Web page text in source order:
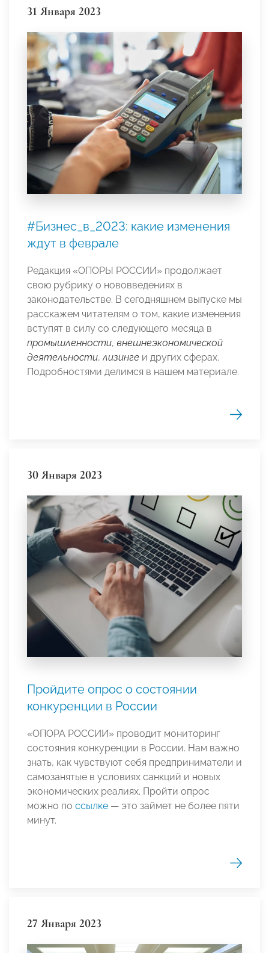
31 Января 2023
#Бизнес_в_2023: какие изменения
ждут в феврале
Редакция «ОПОРЫ РОССИИ» продолжает
свою рубрику о нововведениях в
законодательстве. В сегодняшнем выпуске мы
расскажем читателям о том, какие изменения
вступят в силу со следующего месяца в
промышленности, внешнеэкономической
деятельности, лизинге и других сферах.
Подробностями делимся в нашем материале.
30 Января 2023
Пройдите опрос о состоянии
конкуренции в России
«ОПОРА РОССИИ» проводит мониторинг
состояния конкуренции в России. Нам важно
знать, как чувствуют себя предприниматели и
самозанятые в условиях санкций и новых
экономических реалиях. Пройти опрос
можно по ссылке — это займет не более пяти
минут.
27 Января 2023